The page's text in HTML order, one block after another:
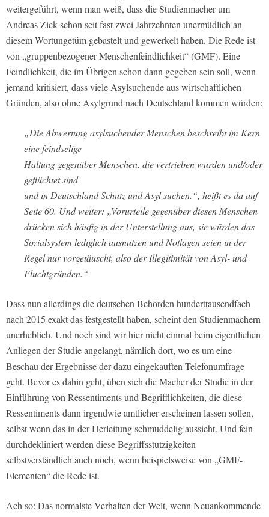
weitergeführt, wenn man weiß, dass die Studienmacher um
Andreas Zick schon seit fast zwei Jahrzehnten unermüdlich an
diesem Wortungetüm gebastelt und gewerkelt haben. Die Rede ist
von „gruppenbezogener Menschenfeindlichkeit“ (GMF). Eine
Feindlichkeit, die im Übrigen schon dann gegeben sein soll, wenn
jemand kritisiert, dass viele Asylsuchende aus wirtschaftlichen
Gründen, also ohne Asylgrund nach Deutschland kommen würden:
„Die Abwertung asylsuchender Menschen beschreibt im Kern
eine feindselige
Haltung gegenüber Menschen, die vertrieben wurden und/oder
geflüchtet sind
und in Deutschland Schutz und Asyl suchen.“, heißt es da auf
Seite 60. Und weiter: „Vorurteile gegenüber diesen Menschen
drücken sich häufig in der Unterstellung aus, sie würden das
Sozialsystem lediglich ausnutzen und Notlagen seien in der
Regel nur vorgetäuscht, also der Illegitimität von Asyl- und
Fluchtgründen.“
Dass nun allerdings die deutschen Behörden hunderttausendfach
nach 2015 exakt das festgestellt haben, scheint den Studienmachern
unerheblich. Und noch sind wir hier nicht einmal beim eigentlichen
Anliegen der Studie angelangt, nämlich dort, wo es um eine
Beschau der Ergebnisse der dazu eingekauften Telefonumfrage
geht. Bevor es dahin geht, üben sich die Macher der Studie in der
Einführung von Ressentiments und Begrifflichkeiten, die diese
Ressentiments dann irgendwie amtlicher erscheinen lassen sollen,
selbst wenn das in der Herleitung schmuddelig aussieht. Und fein
durchdekliniert werden diese Begriffsstutzigkeiten
selbstverständlich auch noch, wenn beispielsweise von „GMF-
Elementen“ die Rede ist.
Ach so: Das normalste Verhalten der Welt, wenn Neuankommende